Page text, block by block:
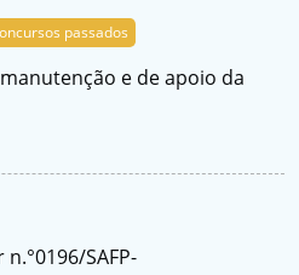
passados
e de apoio da
SAFP-